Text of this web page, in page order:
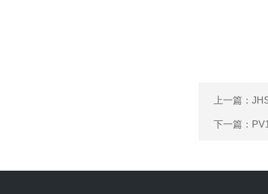
上一篇：
下一篇：